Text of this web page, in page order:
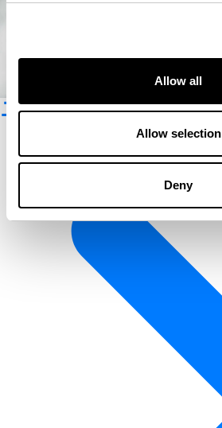
Allow all
Allow selection
Deny
ニュースレター登録